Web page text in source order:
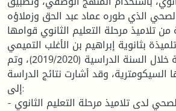
الذي طوره عماد عبد الحق وزملاؤه
من تلاميذ مرحلة التعليم الثانوي قوامها
وتلميذة بثانوية إبراهيم بن الأغلب التميمي
بمدينة المسيلة خلال السنة الدراسية (2019/2020)، وتم
وقد أشارت نتائج الدراسة
إلى:
- مستوى الوعي الصحي لدى تلاميذ مرحلة التعليم الثانوي